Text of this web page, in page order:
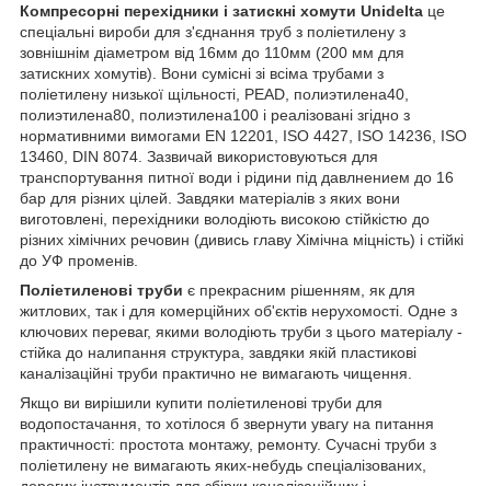
Компресорні перехідники і затискні хомути Unidelta це
спеціальні вироби для з'єднання труб з поліетилену з
зовнішнім діаметром від 16мм до 110мм (200 мм для
затискних хомутів). Вони сумісні зі всіма трубами з
поліетилену низької щільності, PEAD, полиэтилена40,
полиэтилена80, полиэтилена100 і реалізовані згідно з
нормативними вимогами EN 12201, ISO 4427, ISO 14236, ISO
13460, DIN 8074. Зазвичай використовуються для
транспортування питної води і рідини під давлнением до 16
бар для різних цілей. Завдяки матеріалів з яких вони
виготовлені, перехідники володіють високою стійкістю до
різних хімічних речовин (дивись главу Хімічна міцність) і стійкі
до УФ променів.
Поліетиленові труби є прекрасним рішенням, як для
житлових, так і для комерційних об'єктів нерухомості. Одне з
ключових переваг, якими володіють труби з цього матеріалу -
стійка до налипання структура, завдяки якій пластикові
каналізаційні труби практично не вимагають чищення.
Якщо ви вирішили купити поліетиленові труби для
водопостачання, то хотілося б звернути увагу на питання
практичності: простота монтажу, ремонту. Сучасні труби з
поліетилену не вимагають яких-небудь спеціалізованих,